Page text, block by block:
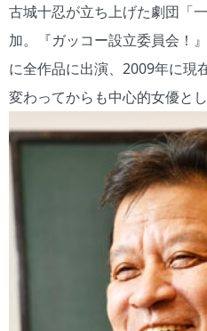
古城十忍が立ち上げた劇団「
加。『ガッコー設立委員会！
に全作品に出演、2009年に現
変わってからも中心的女優と